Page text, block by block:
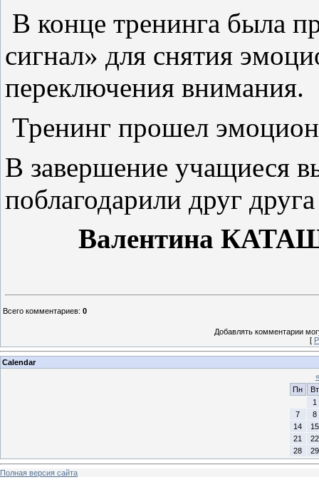
В конце тренинга была
сигнал» для снятия
переключения внимания.
Тренинг прошел
В завершение учащиеся
поблагодарили друг
Валентина
Всего комментариев: 0
Добавлять комментарии
[
Calendar
«
Пн
Вт
1
7
8
14
15
21
22
28
29
Полная версия сайта